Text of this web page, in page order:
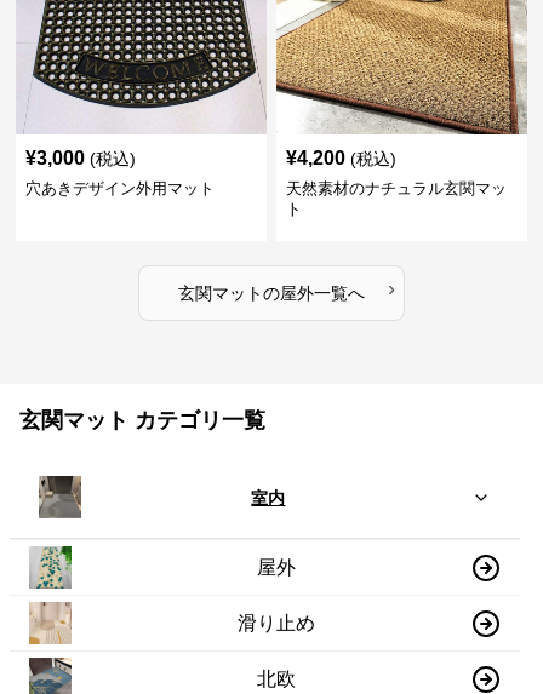
¥3,000 (税込)
穴あきデザイン外用マット
¥4,200 (税込)
天然素材のナチュラル玄関マッ
ト
玄関マットの屋外一覧へ ›
玄関マット カテゴリ一覧
室内
屋外
滑り止め
北欧